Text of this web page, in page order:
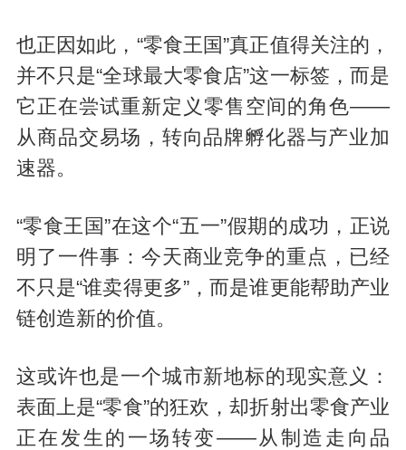
也正因如此，“零食王国”真正值得关注的，
并不只是“全球最大零食店”这一标签，而是
它正在尝试重新定义零售空间的角色——
从商品交易场，转向品牌孵化器与产业加
速器。
“零食王国”在这个“五一”假期的成功，正说
明了一件事：今天商业竞争的重点，已经
不只是“谁卖得更多”，而是谁更能帮助产业
链创造新的价值。
这或许也是一个城市新地标的现实意义：
表面上是“零食”的狂欢，却折射出零食产业
正在发生的一场转变——从制造走向品